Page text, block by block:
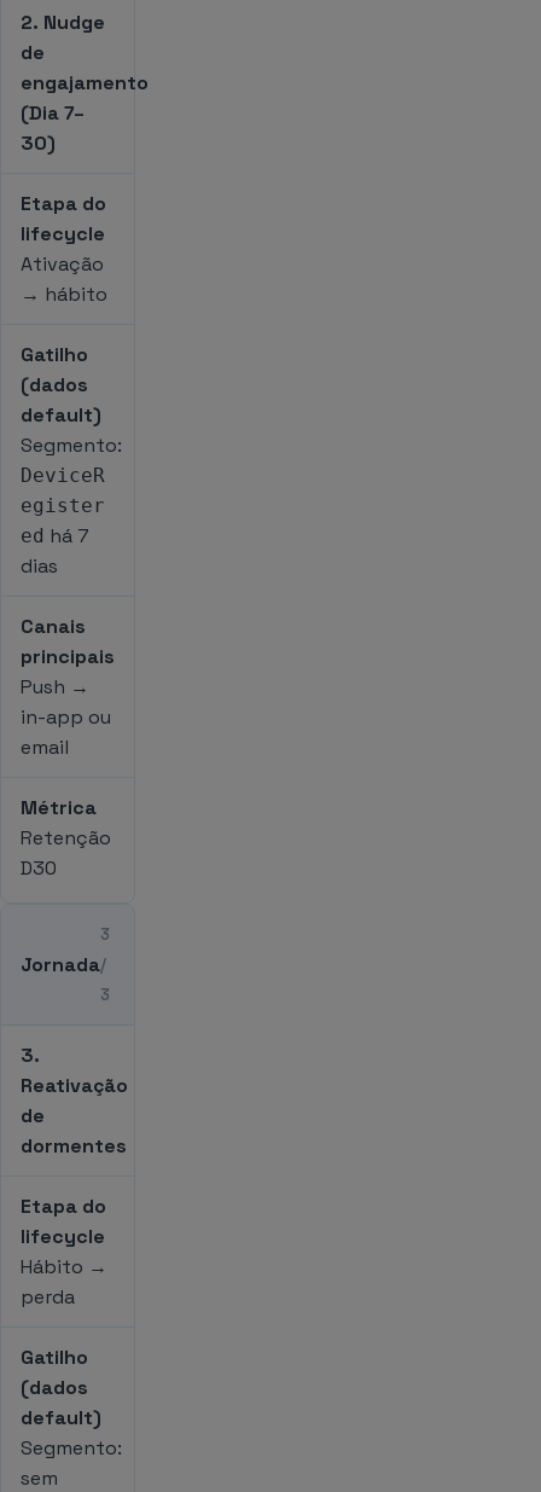
2. Nudge
de
engajamento
(Dia 7–
30)
Etapa do
lifecycle
Ativação
→ hábito
Gatilho
(dados
default)
Segmento:
DeviceR
egister
ed há 7
dias
Canais
principais
Push →
in-app ou
email
Métrica
Retenção
D30
Jornada
3
/
3
3.
Reativação
de
dormentes
Etapa do
lifecycle
Hábito →
perda
Gatilho
(dados
default)
Segmento:
sem